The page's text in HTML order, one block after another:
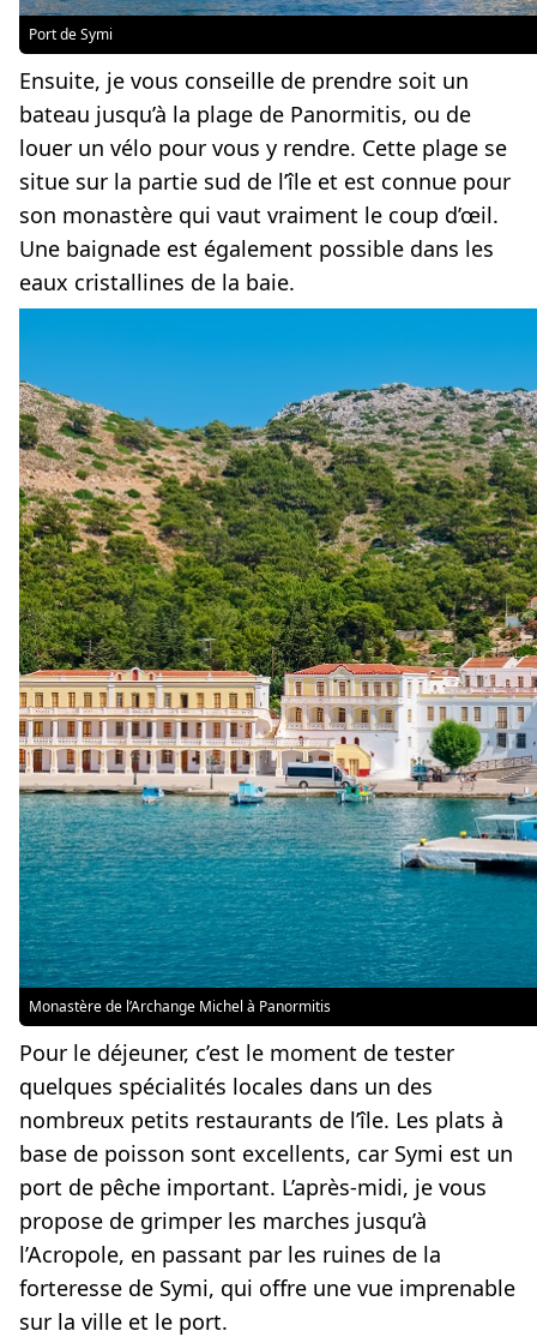
Port de Symi
Ensuite, je vous conseille de prendre soit un
bateau jusqu’à la plage de Panormitis, ou de
louer un vélo pour vous y rendre. Cette plage se
situe sur la partie sud de l’île et est connue pour
son monastère qui vaut vraiment le coup d’œil.
Une baignade est également possible dans les
eaux cristallines de la baie.
Monastère de l’Archange Michel à Panormitis
Pour le déjeuner, c’est le moment de tester
quelques spécialités locales dans un des
nombreux petits restaurants de l’île. Les plats à
base de poisson sont excellents, car Symi est un
port de pêche important. L’après-midi, je vous
propose de grimper les marches jusqu’à
l’Acropole, en passant par les ruines de la
forteresse de Symi, qui offre une vue imprenable
sur la ville et le port.